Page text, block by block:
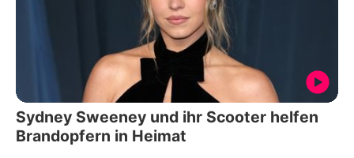
Sydney Sweeney und ihr Scooter helfen
Brandopfern in Heimat